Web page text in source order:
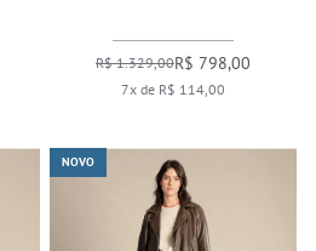
R$ 1.329,00R$ 798,00
7x de R$ 114,00
NOVO